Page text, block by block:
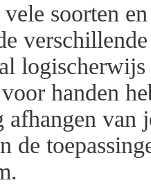
soorten
handen
afhangen
de